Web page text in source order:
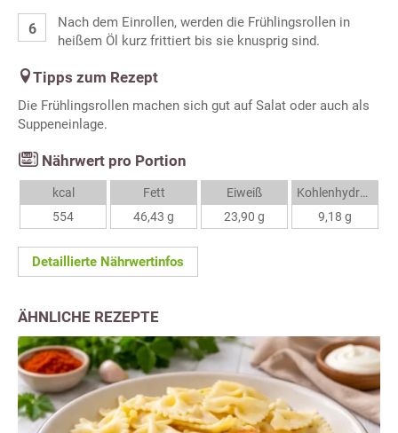
Nach dem Einrollen, werden die Frühlingsrollen in
heißem Öl kurz frittiert bis sie knusprig sind.
Tipps zum Rezept
Die Frühlingsrollen machen sich gut auf Salat oder auch als
Suppeneinlage.
Nährwert pro Portion
kcal
554
Fett
46,43 g
Eiweiß
23,90 g
Kohlenhydrate
9,18 g
Detaillierte Nährwertinfos
ÄHNLICHE REZEPTE